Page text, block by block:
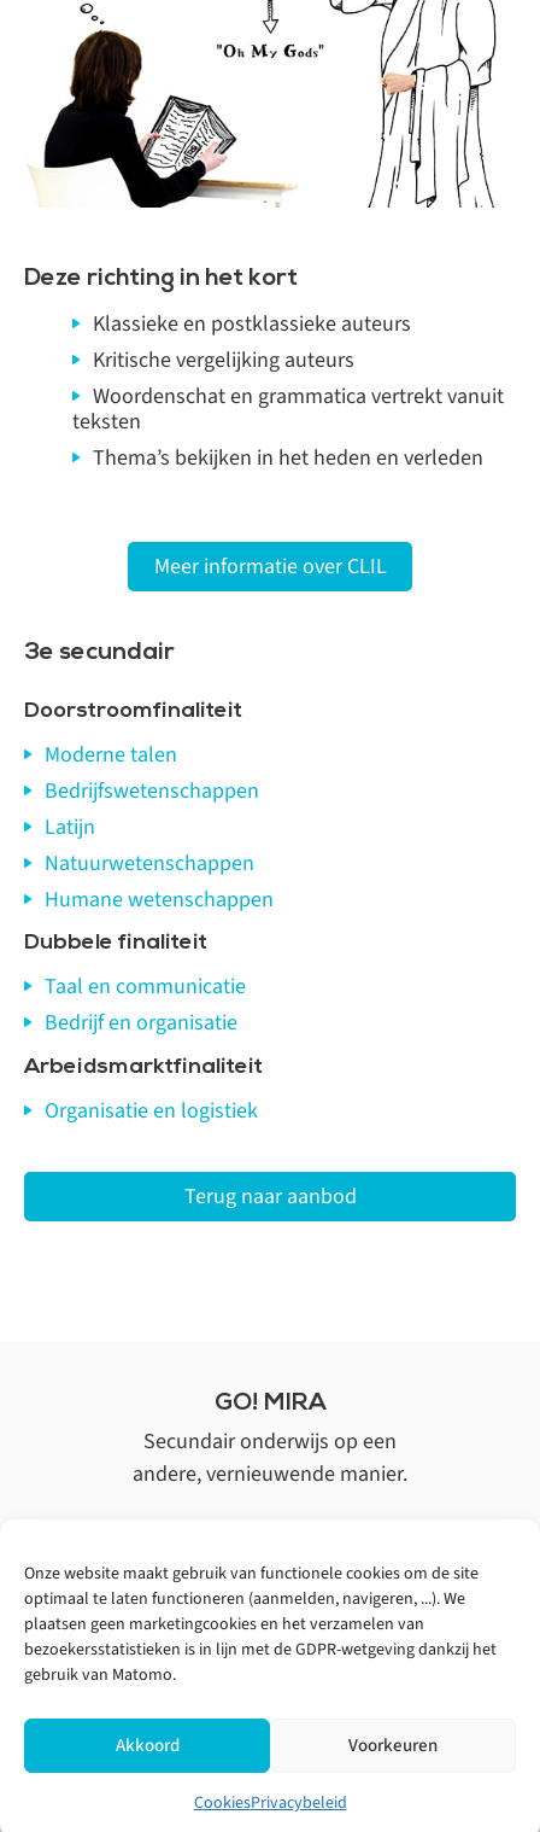
Onze website maakt gebruik van functionele cookies om de site
optimaal te laten functioneren (aanmelden, navigeren, ...). We
plaatsen geen marketingcookies en het verzamelen van
bezoekersstatistieken is in lijn met de GDPR-wetgeving dankzij het
gebruik van Matomo.
Akkoord Voorkeuren
CookiesPrivacybeleid
3e secundair
Doorstroomfinaliteit
Moderne talen
Bedrijfswetenschappen
Latijn
Natuurwetenschappen
Humane wetenschappen
Dubbele finaliteit
Taal en communicatie
Bedrijf en organisatie
Arbeidsmarktfinaliteit
Organisatie en logistiek
Terug naar aanbod
Deze richting in het kort
Klassieke en postklassieke auteurs
Kritische vergelijking auteurs
Woordenschat en grammatica vertrekt vanuit
teksten
Thema’s bekijken in het heden en verleden
Meer informatie over CLIL
GO! MIRA
Secundair onderwijs op een
andere, vernieuwende manier.
9220 Hamme
T |052 49 99 70
E |info@gomira.be
Privacy | Cookies | Website door